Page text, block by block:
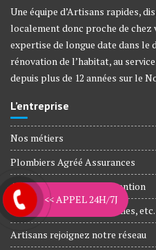
Une équipe d’Artisans rapides,
localement donc proche de chez
expertise de longue date dans le
rénovation de l’habitat, au
depuis plus de 12 années sur le
L’entreprise
Nos métiers
Plombiers Agréé Assurances
Agences et Zone d’intervention
Nos engagements, Garanties, etc.
Artisans rejoignez notre réseau
<< APPEL 24H/7J